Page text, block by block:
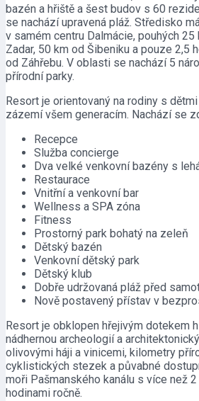
bazén a hřiště a šest budov s 60
se nachází upravená pláž. Středisko
v samém centru Dalmácie, pouhých
Zadar, 50 km od Šibeniku a pouze 2,5
od Záhřebu. V oblasti se nachází 5
přírodní parky.
Resort je orientovaný na rodiny s
zázemí všem generacím. Nachází se
Recepce
Služba concierge
Dva velké venkovní bazény s
Restaurace
Vnitřní a venkovní bar
Wellness a SPA zóna
Fitness
Prostorný park bohatý na zeleň
Dětský bazén
Venkovní dětský park
Dětský klub
Dobře udržovaná pláž před
Nově postavený přístav v
Resort je obklopen hřejivým dotekem
nádhernou archeologií a
olivovými háji a vinicemi, kilometry
cyklistických stezek a půvabné
moři Pašmanského kanálu s více než
hodinami ročně.